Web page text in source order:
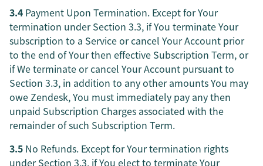
3.4 Payment Upon Termination. Except for Your
termination under Section 3.3, if You terminate Your
subscription to a Service or cancel Your Account prior
to the end of Your then effective Subscription Term, or
if We terminate or cancel Your Account pursuant to
Section 3.3, in addition to any other amounts You may
owe Zendesk, You must immediately pay any then
unpaid Subscription Charges associated with the
remainder of such Subscription Term.
3.5 No Refunds. Except for Your termination rights
under Section 3.3, if You elect to terminate Your